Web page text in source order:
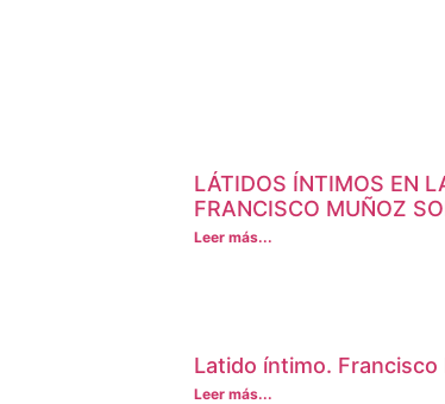
LÁTIDOS ÍNTIMOS EN
FRANCISCO MUÑOZ
Leer más...
Latido íntimo. Francisco
Leer más...